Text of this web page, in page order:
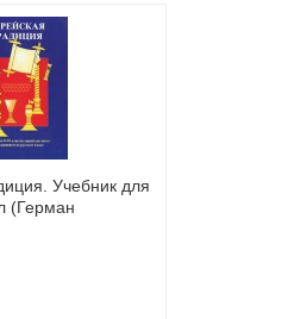
Учебник для
(Герман